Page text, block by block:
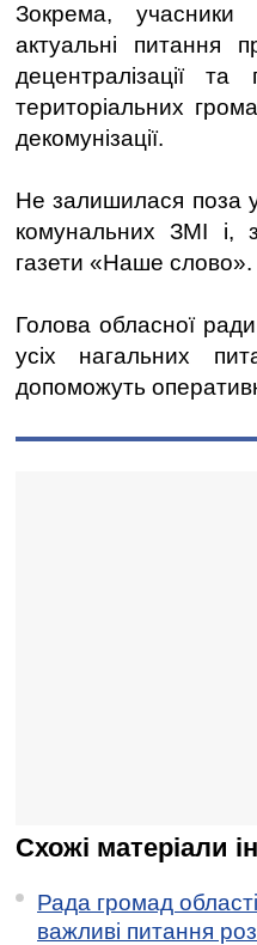
Зокрема, учасники
актуальні питання
децентралізації
територіальних
декомунізації.
Не залишилася поза
комунальних ЗМІ і,
газети «Наше слово».
Голова обласної ради
усіх нагальних
допоможуть
Схожі матеріали
Рада громад
важливі питання